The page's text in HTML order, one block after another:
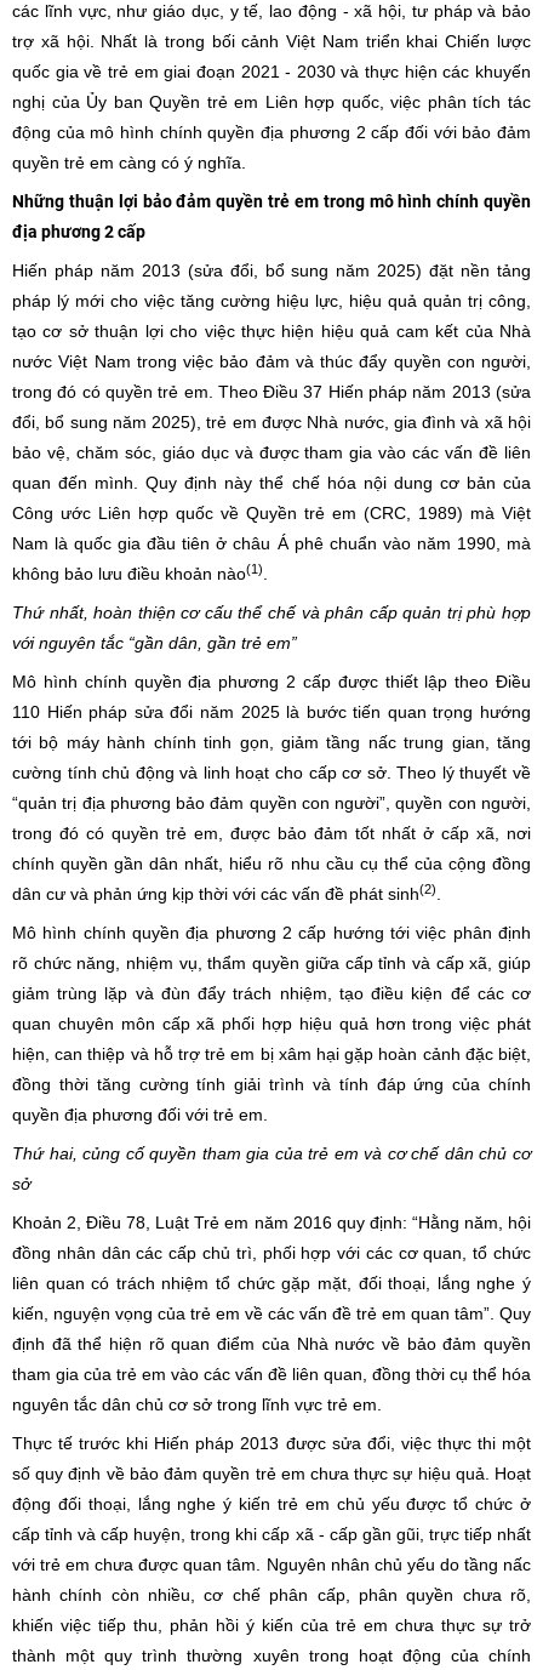
các lĩnh vực, như giáo dục, y tế, lao động - xã hội, tư pháp và bảo
trợ xã hội. Nhất là trong bối cảnh Việt Nam triển khai Chiến lược
quốc gia về trẻ em giai đoạn 2021 - 2030 và thực hiện các khuyến
nghị của Ủy ban Quyền trẻ em Liên hợp quốc, việc phân tích tác
động của mô hình chính quyền địa phương 2 cấp đối với bảo đảm
quyền trẻ em càng có ý nghĩa.
Những thuận lợi bảo đảm quyền trẻ em trong mô hình chính quyền
địa phương 2 cấp
Hiến pháp năm 2013 (sửa đổi, bổ sung năm 2025) đặt nền tảng
pháp lý mới cho việc tăng cường hiệu lực, hiệu quả quản trị công,
tạo cơ sở thuận lợi cho việc thực hiện hiệu quả cam kết của Nhà
nước Việt Nam trong việc bảo đảm và thúc đẩy quyền con người,
trong đó có quyền trẻ em. Theo Điều 37 Hiến pháp năm 2013 (sửa
đổi, bổ sung năm 2025), trẻ em được Nhà nước, gia đình và xã hội
bảo vệ, chăm sóc, giáo dục và được tham gia vào các vấn đề liên
quan đến mình. Quy định này thể chế hóa nội dung cơ bản của
Công ước Liên hợp quốc về Quyền trẻ em (CRC, 1989) mà Việt
Nam là quốc gia đầu tiên ở châu Á phê chuẩn vào năm 1990, mà
không bảo lưu điều khoản nào(1)
Thứ nhất, hoàn thiện cơ cấu thể chế và phân cấp quản trị phù hợp
với nguyên tắc “gần dân, gần trẻ em”
Mô hình chính quyền địa phương 2 cấp được thiết lập theo Điều
110 Hiến pháp sửa đổi năm 2025 là bước tiến quan trọng hướng
tới bộ máy hành chính tinh gọn, giảm tầng nấc trung gian, tăng
cường tính chủ động và linh hoạt cho cấp cơ sở. Theo lý thuyết về
“quản trị địa phương bảo đảm quyền con người”, quyền con người,
trong đó có quyền trẻ em, được bảo đảm tốt nhất ở cấp xã, nơi
chính quyền gần dân nhất, hiểu rõ nhu cầu cụ thể của cộng đồng
dân cư và phản ứng kịp thời với các vấn đề phát sinh(2)
Mô hình chính quyền địa phương 2 cấp hướng tới việc phân định
rõ chức năng, nhiệm vụ, thẩm quyền giữa cấp tỉnh và cấp xã, giúp
giảm trùng lặp và đùn đẩy trách nhiệm, tạo điều kiện để các cơ
quan chuyên môn cấp xã phối hợp hiệu quả hơn trong việc phát
hiện, can thiệp và hỗ trợ trẻ em bị xâm hại gặp hoàn cảnh đặc biệt,
đồng thời tăng cường tính giải trình và tính đáp ứng của chính
quyền địa phương đối với trẻ em.
Thứ hai, củng cố quyền tham gia của trẻ em và cơ chế dân chủ cơ
sở
Khoản 2, Điều 78, Luật Trẻ em năm 2016 quy định: “Hằng năm, hội
đồng nhân dân các cấp chủ trì, phối hợp với các cơ quan, tổ chức
liên quan có trách nhiệm tổ chức gặp mặt, đối thoại, lắng nghe ý
kiến, nguyện vọng của trẻ em về các vấn đề trẻ em quan tâm”. Quy
định đã thể hiện rõ quan điểm của Nhà nước về bảo đảm quyền
tham gia của trẻ em vào các vấn đề liên quan, đồng thời cụ thể hóa
nguyên tắc dân chủ cơ sở trong lĩnh vực trẻ em.
Thực tế trước khi Hiến pháp 2013 được sửa đổi, việc thực thi một
số quy định về bảo đảm quyền trẻ em chưa thực sự hiệu quả. Hoạt
động đối thoại, lắng nghe ý kiến trẻ em chủ yếu được tổ chức ở
cấp tỉnh và cấp huyện, trong khi cấp xã - cấp gần gũi, trực tiếp nhất
với trẻ em chưa được quan tâm. Nguyên nhân chủ yếu do tầng nấc
hành chính còn nhiều, cơ chế phân cấp, phân quyền chưa rõ,
khiến việc tiếp thu, phản hồi ý kiến của trẻ em chưa thực sự trở
thành một quy trình thường xuyên trong hoạt động của chính